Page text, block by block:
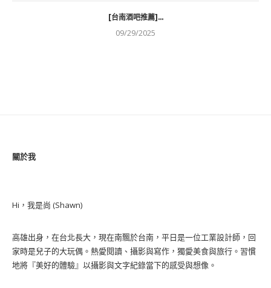
[台南酒吧推薦]...
09/29/2025
關於我
Hi，我是尚 (Shawn)
高雄出身，在台北長大，現在南飄於台南，平日是一位工業設計師，回
家時是兒子的大玩偶。熱愛閱讀、攝影與寫作，獨愛美食與旅行。習慣
地將『美好的體驗』以攝影與文字紀錄當下的感受與想像。